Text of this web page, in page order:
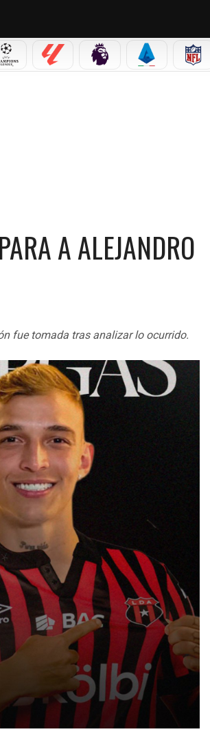
CHAMPIONS LEAGUE
LALIGA PREMIER LEAGUE
SERIE A NFL
A ALEJANDRO
fue tomada tras analizar lo ocurrido.